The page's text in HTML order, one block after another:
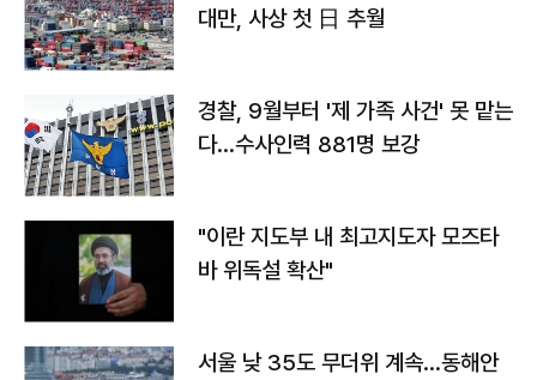
대만, 사상 첫 日 추월
경찰, 9월부터 '제 가족 사건' 못 맡는
다…수사인력 881명 보강
"이란 지도부 내 최고지도자 모즈타
바 위독설 확산"
서울 낮 35도 무더위 계속…동해안